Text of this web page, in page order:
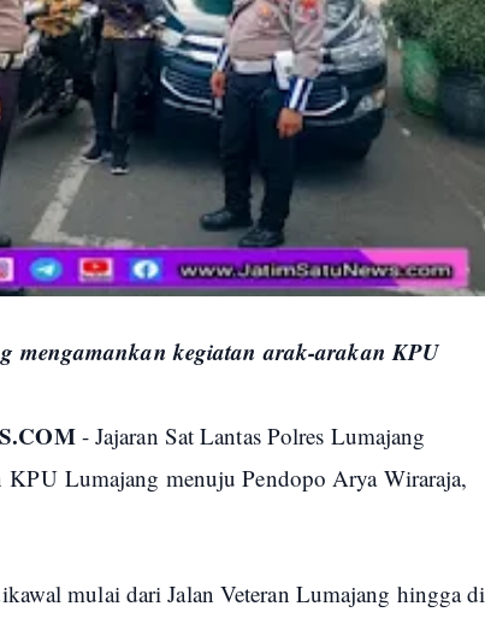
mengamankan kegiatan arak-arakan KPU
- Jajaran Sat Lantas Polres Lumajang
KPU Lumajang menuju Pendopo Arya Wiraraja,
mulai dari Jalan Veteran Lumajang hingga di